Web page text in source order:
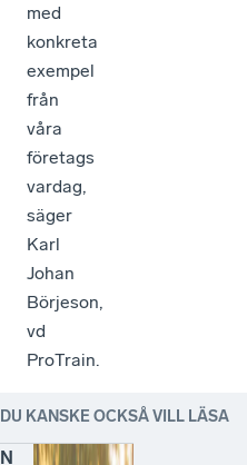
med
konkreta
exempel
från
våra
företags
vardag,
säger
Karl
Johan
Börjeson,
vd
ProTrain.
DU KANSKE OCKSÅ VILL LÄSA
N